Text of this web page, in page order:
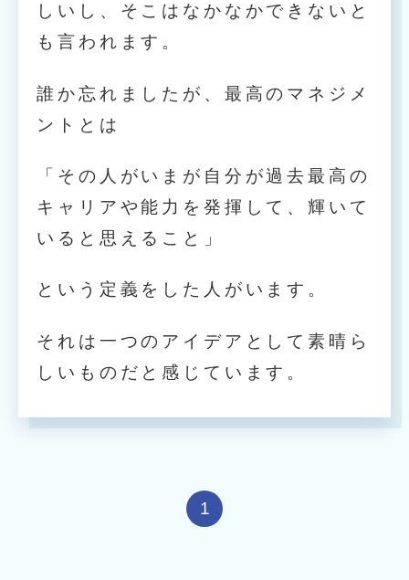
しいし、そこはなかなかできないと
も言われます。
誰か忘れましたが、最高のマネジメ
ントとは
「その人がいまが自分が過去最高の
キャリアや能力を発揮して、輝いて
いると思えること」
という定義をした人がいます。
それは一つのアイデアとして素晴ら
しいものだと感じています。
1